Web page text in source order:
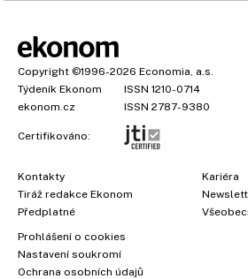
Copyright ©1996-2026 Economia, a.s.
Týdeník Ekonom
ISSN 1210-0714
ekonom.cz
ISSN 2787-9380
Certifikováno:
Kontakty
Tiráž redakce Ekonom
Předplatné
Kariéra
Prohlášení o cookies
Nastavení soukromí
Ochrana osobních údajů